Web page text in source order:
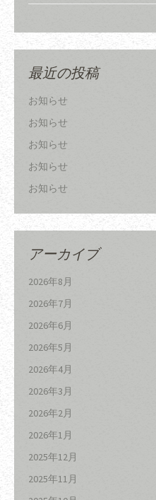
最近の投稿
お知らせ
お知らせ
お知らせ
お知らせ
お知らせ
アーカイブ
2026年8月
2026年7月
2026年6月
2026年5月
2026年4月
2026年3月
2026年2月
2026年1月
2025年12月
2025年11月